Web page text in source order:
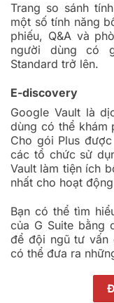
Trang so sánh
một số tính năng
phiếu, Q&A và
người dùng có
Standard trở lên.
E-discovery
Google Vault là
dùng có thể khám
Cho gói Plus
các tổ chức sử
Vault làm tiện ích
nhất cho hoạt
Bạn có thể tìm
của G Suite bằng
để đội ngũ tư vấn
có thể đưa ra